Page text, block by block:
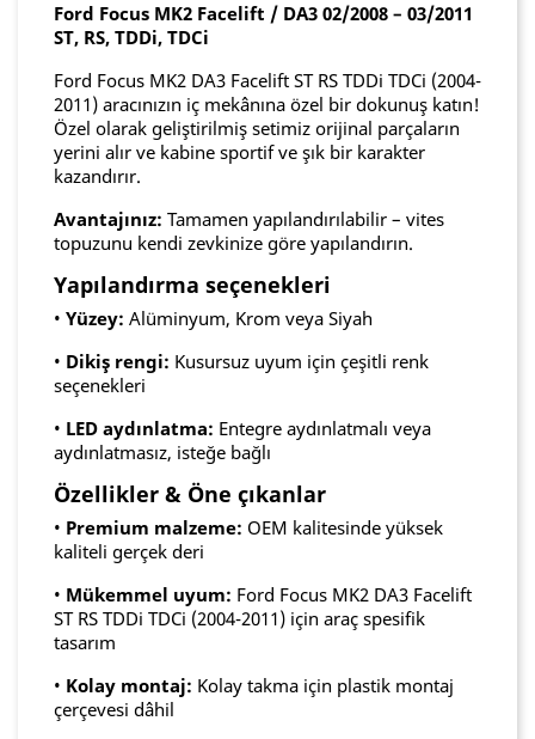
Ford Focus MK2 Facelift / DA3 02/2008 – 03/2011
ST, RS, TDDi, TDCi
Ford Focus MK2 DA3 Facelift ST RS TDDi TDCi (2004-
2011) aracınızın iç mekânına özel bir dokunuş katın!
Özel olarak geliştirilmiş setimiz orijinal parçaların
yerini alır ve kabine sportif ve şık bir karakter
kazandırır.
Avantajınız: Tamamen yapılandırılabilir – vites
topuzunu kendi zevkinize göre yapılandırın.
Yapılandırma seçenekleri
• Yüzey: Alüminyum, Krom veya Siyah
• Dikiş rengi: Kusursuz uyum için çeşitli renk
seçenekleri
• LED aydınlatma: Entegre aydınlatmalı veya
aydınlatmasız, isteğe bağlı
Özellikler & Öne çıkanlar
• Premium malzeme: OEM kalitesinde yüksek
kaliteli gerçek deri
• Mükemmel uyum: Ford Focus MK2 DA3 Facelift
ST RS TDDi TDCi (2004-2011) için araç spesifik
tasarım
• Kolay montaj: Kolay takma için plastik montaj
çerçevesi dâhil